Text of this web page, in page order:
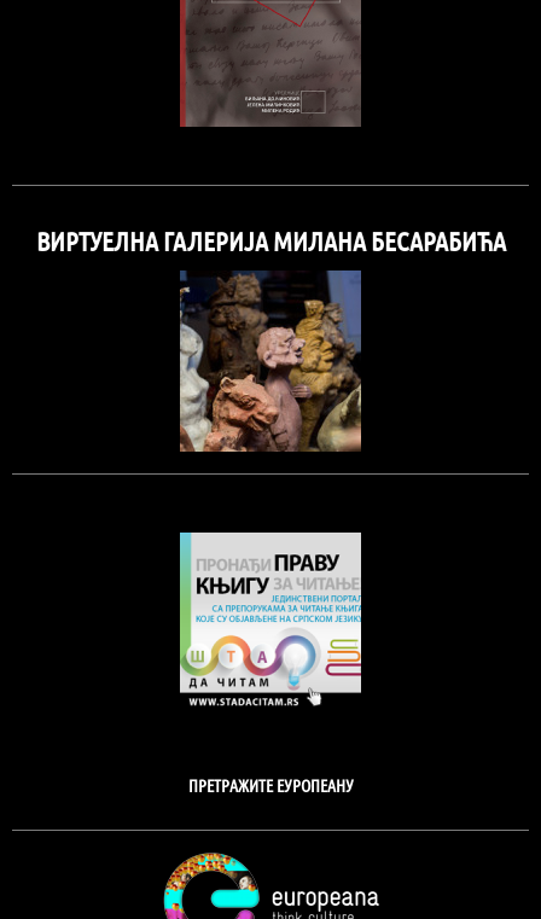
ВИРТУЕЛНА ГАЛЕРИЈА МИЛАНА БЕСАРАБИЋА
ПРЕТРАЖИТЕ ЕУРОПЕАНУ